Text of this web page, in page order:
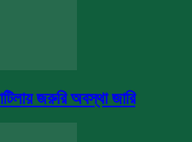
জরুরি অবস্থা জারি